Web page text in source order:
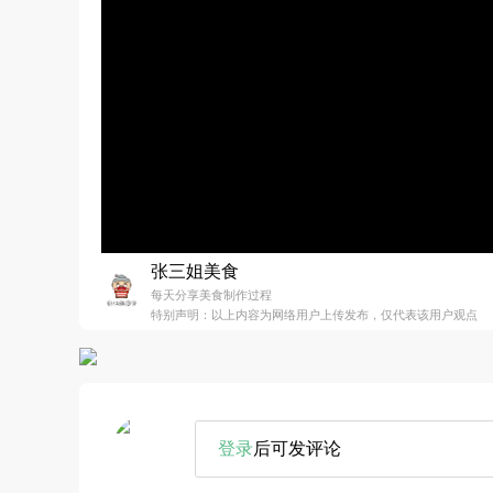
张三姐美食
每天分享美食制作过程
特别声明：以上内容为网络用户上传发布，仅代表该用户观点
登录后可发评论